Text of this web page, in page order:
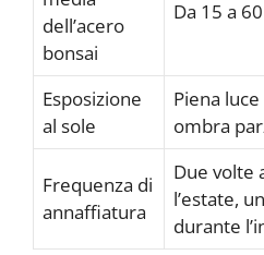
dell’acero
bonsai
Da 15 a
Esposizione
al sole
Piena
ombra
Frequenza di
annaffiatura
Due volte
l’estate,
durante